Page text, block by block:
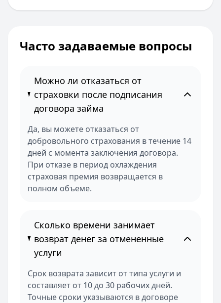
Часто задаваемые вопросы
Можно ли отказаться от
страховки после подписания
договора займа
Да, вы можете отказаться от
добровольного страхования в течение 14
дней с момента заключения договора.
При отказе в период охлаждения
страховая премия возвращается в
полном объеме.
Сколько времени занимает
возврат денег за отмененные
услуги
Срок возврата зависит от типа услуги и
составляет от 10 до 30 рабочих дней.
Точные сроки указываются в договоре